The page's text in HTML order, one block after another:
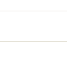
と不安に